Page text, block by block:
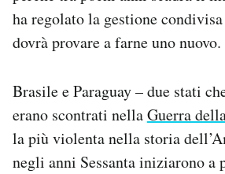
ha regolato la gestione
dovrà provare a farne uno nuovo.
Brasile e Paraguay – due stati
erano scontrati nellaGuerra
la più violenta nella storia
negli anni Sessanta iniziarono a